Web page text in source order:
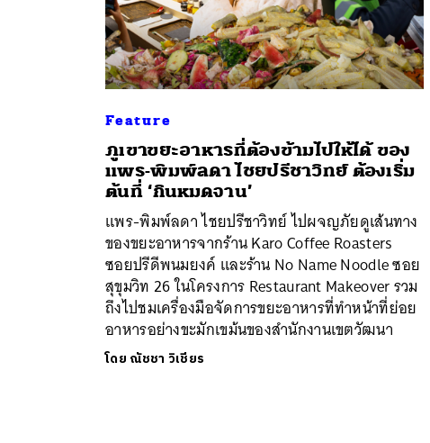
Feature
ภูเขาขยะอาหารที่ต้องข้ามไปให้ได้ ของ
แพร-พิมพ์ลดา ไชยปรีชาวิทย์ ต้องเริ่ม
ต้นที่ ‘กินหมดจาน’
แพร-พิมพ์ลดา ไชยปรีชาวิทย์ ไปผจญภัยดูเส้นทาง
ของขยะอาหารจากร้าน Karo Coffee Roasters
ซอยปรีดีพนมยงค์ และร้าน No Name Noodle ซอย
สุขุมวิท 26 ในโครงการ Restaurant Makeover รวม
ถึงไปชมเครื่องมือจัดการขยะอาหารที่ทำหน้าที่ย่อย
อาหารอย่างขะมักเขม้นของสำนักงานเขตวัฒนา
โดย ณัชชา วิเชียร